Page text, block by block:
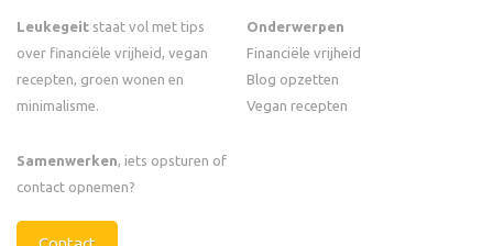
Leukegeit staat vol met tips
over financiële vrijheid, vegan
recepten, groen wonen en
minimalisme.
Samenwerken, iets opsturen of
contact opnemen?
Onderwerpen
Financiële vrijheid
Blog opzetten
Vegan recepten